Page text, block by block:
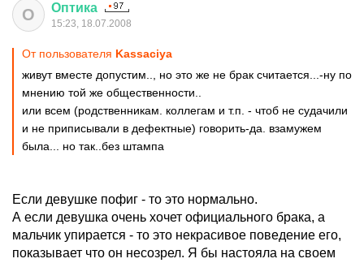
О Оптика
15:23, 18.07.2008
От пользователя Kassaciya
живут вместе допустим.., но это же не брак считается...-ну по
мнению той же общественности..
или всем (родственникам. коллегам и т.п. - чтоб не судачили
и не приписывали в дефектные) говорить-да. взамужем
была... но так..без штампа
Если девушке пофиг - то это нормально.
А если девушка очень хочет официального брака, а
мальчик упирается - то это некрасивое поведение его,
показывает что он несозрел. Я бы настояла на своем